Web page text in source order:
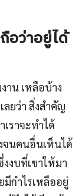
อว่าอยู่ได้
าน เหลือบ้าง
ลยว่า สิ่งสำคัญ
เราจะทำได้
จนคนอื่นเห็นได้
งงบที่เขาให้มา
มีกำไรเหลืออยู่